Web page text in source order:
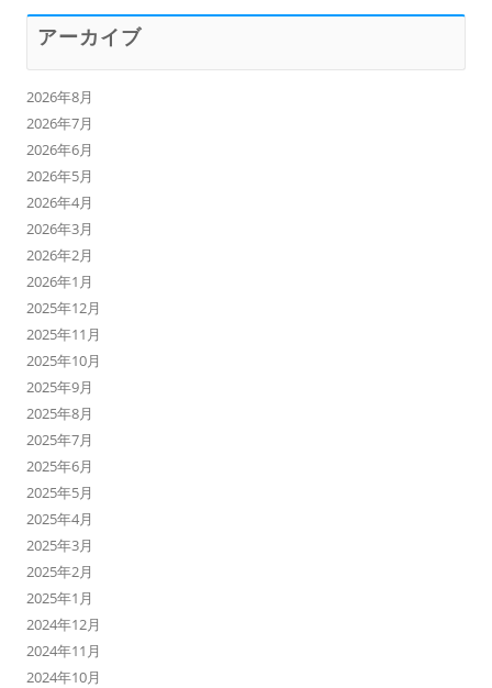
アーカイブ
2026年8月
2026年7月
2026年6月
2026年5月
2026年4月
2026年3月
2026年2月
2026年1月
2025年12月
2025年11月
2025年10月
2025年9月
2025年8月
2025年7月
2025年6月
2025年5月
2025年4月
2025年3月
2025年2月
2025年1月
2024年12月
2024年11月
2024年10月